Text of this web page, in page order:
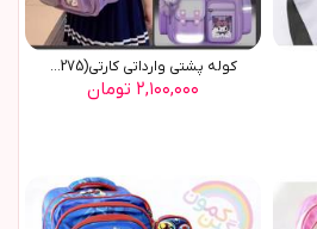
کوله پشتي وارداتي کارتي(9275)
۲,۱۰۰,۰۰۰ تومان